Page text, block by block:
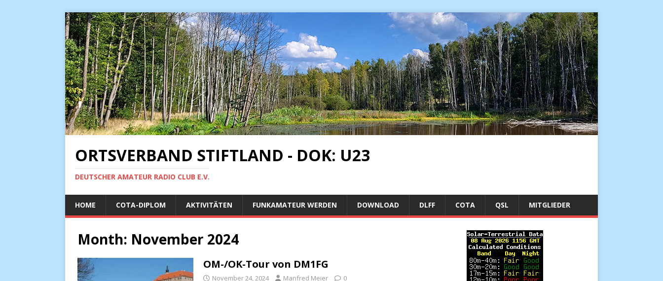
ORTSVERBAND STIFTLAND - DOK: U23
DEUTSCHER AMATEUR RADIO CLUB E.V.
HOME COTA-DIPLOM AKTIVITÄTEN FUNKAMATEUR WERDEN DOWNLOAD DLFF COTA QSL MITGLIEDER
Month: November 2024
OM-/OK-Tour von DM1FG
November 24, 2024 Manfred Meier 0